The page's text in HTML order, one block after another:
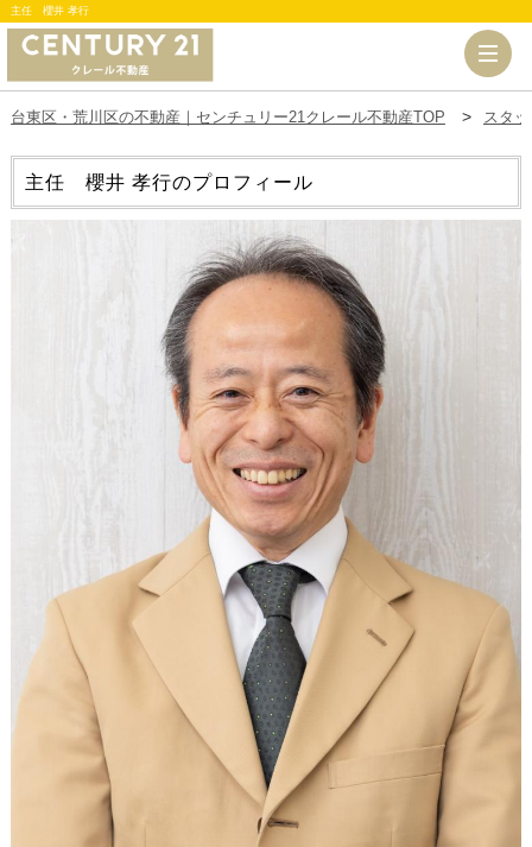
主任 櫻井 孝行
台東区・荒川区の不動産｜センチュリー21クレール不動産TOP スタ
主任 櫻井 孝行のプロフィール